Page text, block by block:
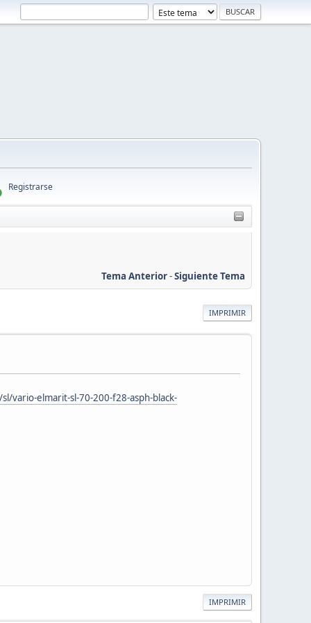
Registrarse
Tema Anterior-Siguiente Tema
IMPRIMIR
vario-elmarit-sl-70-200-f28-asph-black-
IMPRIMIR